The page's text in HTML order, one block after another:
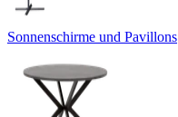
Sonnenschirme und Pavillons